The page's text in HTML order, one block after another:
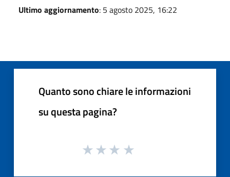
Ultimo aggiornamento: 5 agosto 2025, 16:22
Quanto sono chiare le informazioni
su questa pagina?